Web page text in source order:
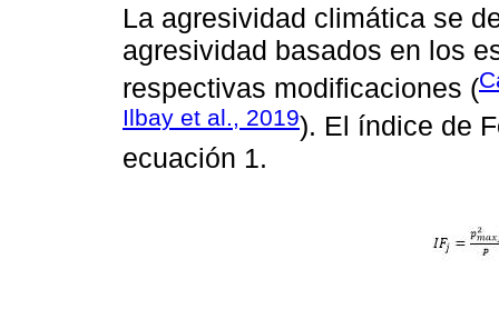
La agresividad climática se
agresividad basados en los
respectivas modificaciones (
Ilbay et al., 2019). El índice de
ecuación 1.